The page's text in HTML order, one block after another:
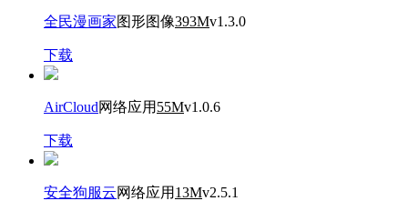
全民漫画家图形图像393Mv1.3.0
下载
AirCloud网络应用 55Mv1.0.6
下载
安全狗服云网络应用 13Mv2.5.1